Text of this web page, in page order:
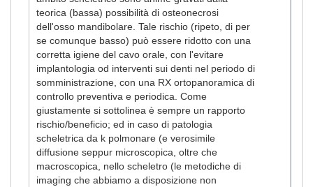
teorica (bassa) possibilità di osteonecrosi
dell'osso mandibolare. Tale rischio (ripeto, di per
se comunque basso) può essere ridotto con una
corretta igiene del cavo orale, con l'evitare
implantologia od interventi sui denti nel periodo di
somministrazione, con una RX ortopanoramica di
controllo preventiva e periodica. Come
giustamente si sottolinea è sempre un rapporto
rischio/beneficio; ed in caso di patologia
scheletrica da k polmonare (e verosimile
diffusione seppur microscopica, oltre che
macroscopica, nello scheletro (le metodiche di
imaging che abbiamo a disposizione non